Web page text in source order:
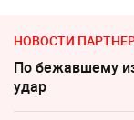
НОВОСТИ
По бежавшему
удар